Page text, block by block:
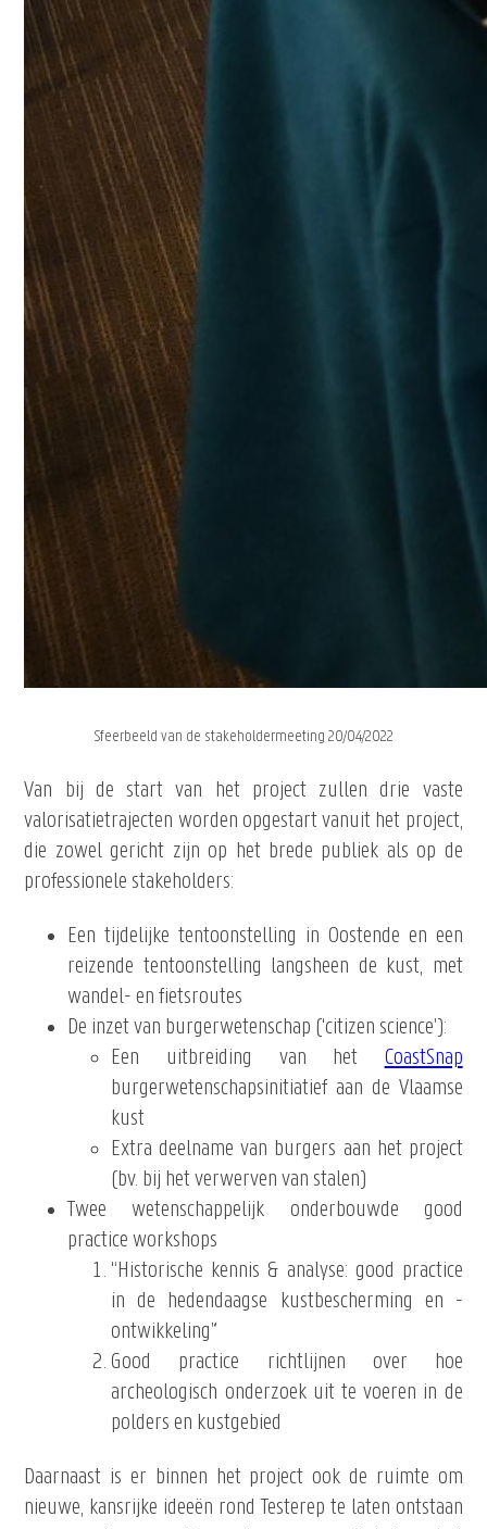
Sfeerbeeld van de stakeholdermeeting 20/04/2022
Van bij de start van het project zullen drie vaste
valorisatietrajecten worden opgestart vanuit het project,
die zowel gericht zijn op het brede publiek als op de
professionele stakeholders:
Een tijdelijke tentoonstelling in Oostende en een
reizende tentoonstelling langsheen de kust, met
wandel- en fietsroutes
De inzet van burgerwetenschap (‘citizen science'):
Een uitbreiding van het CoastSnap
burgerwetenschapsinitiatief aan de Vlaamse
kust
Extra deelname van burgers aan het project
(bv. bij het verwerven van stalen)
Twee wetenschappelijk onderbouwde good
practice workshops
“Historische kennis & analyse: good practice
in de hedendaagse kustbescherming en -
ontwikkeling”
Good practice richtlijnen over hoe
archeologisch onderzoek uit te voeren in de
polders en kustgebied
Daarnaast is er binnen het project ook de ruimte om
nieuwe, kansrijke ideeën rond Testerep te laten ontstaan